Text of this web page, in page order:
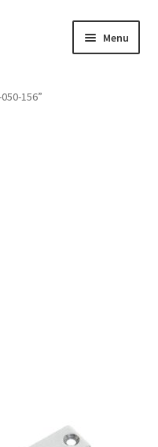
Menu
156”